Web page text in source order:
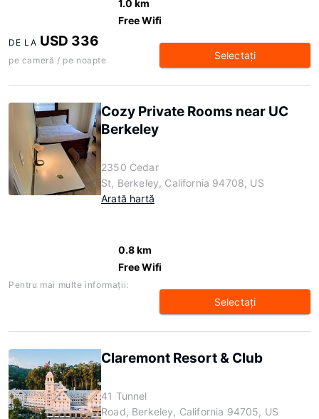
1.0 km
Free Wifi
DE LA USD 336
pe cameră / pe noapte Selectaţi
Cozy Private Rooms near UC
Berkeley
2350 Cedar
St, Berkeley, California 94708, US
Arată hartă
0.8 km
Free Wifi
Pentru mai multe informaţii:
Selectaţi
Claremont Resort & Club
41 Tunnel
Road, Berkeley, California 94705, US